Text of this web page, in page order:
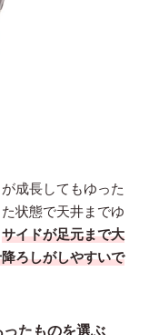
成長してもゆった
状態で天井までゆ
サイドが足元まで大
ろしがしやすいで
たものを選ぶ